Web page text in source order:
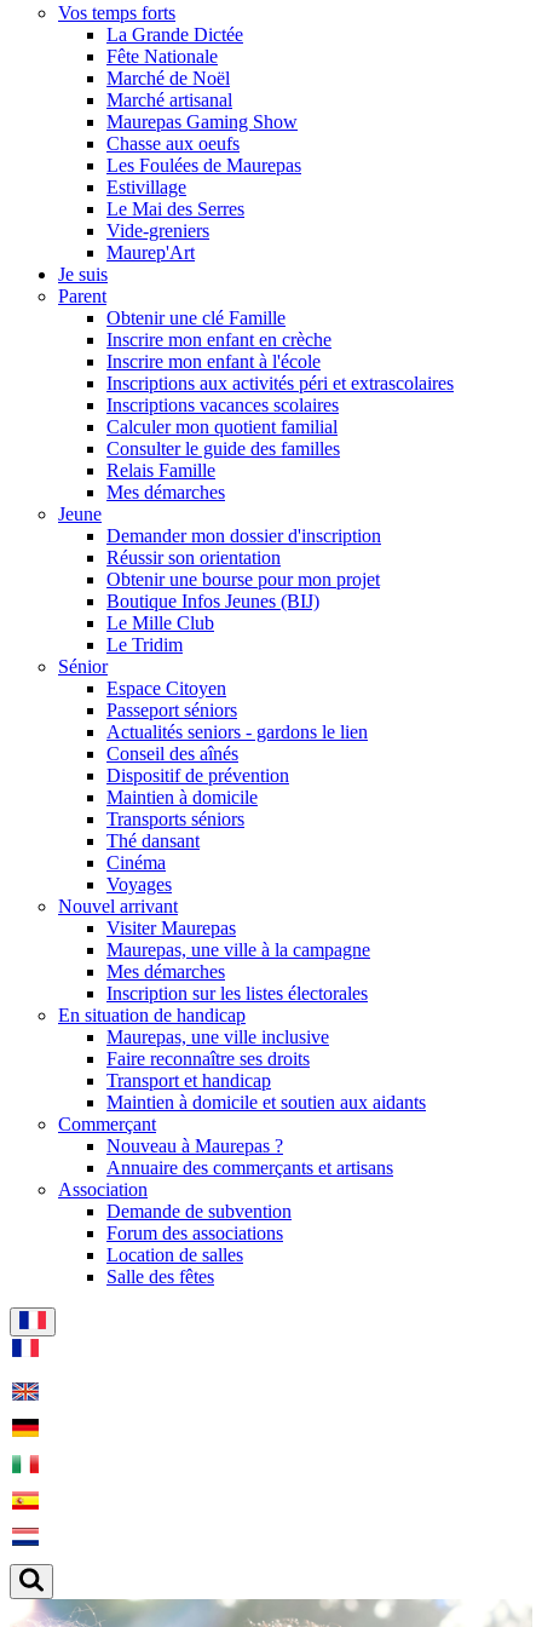
Vos temps forts
La Grande Dictée
Fête Nationale
Marché de Noël
Marché artisanal
Maurepas Gaming Show
Chasse aux oeufs
Les Foulées de Maurepas
Estivillage
Le Mai des Serres
Vide-greniers
Maurep'Art
Je suis
Parent
Obtenir une clé Famille
Inscrire mon enfant en crèche
Inscrire mon enfant à l'école
Inscriptions aux activités péri et extrascolaires
Inscriptions vacances scolaires
Calculer mon quotient familial
Consulter le guide des familles
Relais Famille
Mes démarches
Jeune
Demander mon dossier d'inscription
Réussir son orientation
Obtenir une bourse pour mon projet
Boutique Infos Jeunes (BIJ)
Le Mille Club
Le Tridim
Sénior
Espace Citoyen
Passeport séniors
Actualités seniors - gardons le lien
Conseil des aînés
Dispositif de prévention
Maintien à domicile
Transports séniors
Thé dansant
Cinéma
Voyages
Nouvel arrivant
Visiter Maurepas
Maurepas, une ville à la campagne
Mes démarches
Inscription sur les listes électorales
En situation de handicap
Maurepas, une ville inclusive
Faire reconnaître ses droits
Transport et handicap
Maintien à domicile et soutien aux aidants
Commerçant
Nouveau à Maurepas ?
Annuaire des commerçants et artisans
Association
Demande de subvention
Forum des associations
Location de salles
Salle des fêtes